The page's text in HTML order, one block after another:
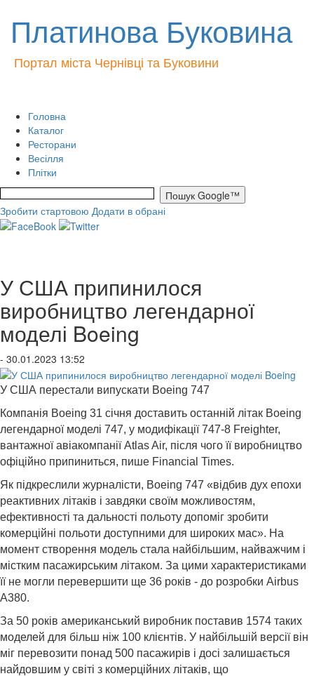
Платинова Буковина
Портал міста Чернівці та Буковини
Головна
Каталог
Ресторани
Весілля
Плітки
Зробити стартовою Додати в обрані
У США припинилося
виробництво легендарної
моделі Boeing
- 30.01.2023 13:52
У США перестали випускати Boeing 747
Компанія Boeing 31 січня доставить останній літак Boeing
легендарної моделі 747, у модифікації 747-8 Freighter,
вантажної авіакомпанії Atlas Air, після чого її виробництво
офіційно припиниться, пише Financial Times.
Як підкреслили журналісти, Boeing 747 «відбив дух епохи
реактивних літаків і завдяки своїм можливостям,
ефективності та дальності польоту допоміг зробити
комерційні польоти доступними для широких мас». На
момент створення модель стала найбільшим, найважчим і
містким пасажирським літаком. За цими характеристиками
її не могли перевершити ще 36 років - до розробки Airbus
A380.
За 50 років американський виробник поставив 1574 таких
моделей для більш ніж 100 клієнтів. У найбільшій версії він
міг перевозити понад 500 пасажирів і досі залишається
найдовшим у світі з комерційних літаків, що